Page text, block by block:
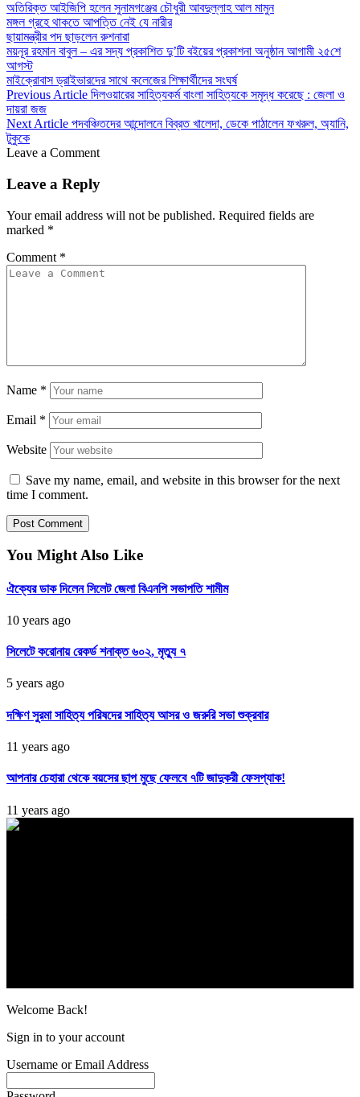
অতিরিক্ত আইজিপি হলেন সুনামগঞ্জের চৌধুরী আবদুল্লাহ আল মামুন
মঙ্গল গ্রহে থাকতে আপত্তি নেই যে নারীর
ছায়ামন্ত্রীর পদ ছাড়লেন রুশনারা
ময়নূর রহমান বাবুল – এর সদ্য প্রকাশিত দু’টি বইয়ের প্রকাশনা অনুষ্ঠান আগামী ২৫শে
আগস্ট
মাইক্রোবাস ড্রাইভারদের সাথে কলেজের শিক্ষার্থীদের সংঘর্ষ
Previous Article দিলওয়ারের সাহিত্যকর্ম বাংলা সাহিত্যকে সমৃদ্ধ করেছে : জেলা ও
দায়রা জজ
Next Article পদবঞ্চিতদের আন্দোলনে বিব্রত খালেদা, ডেকে পাঠালেন ফখরুল, অ্যানি,
টুকুকে
Leave a Comment
Leave a Reply
Your email address will not be published. Required fields are
marked *
Comment *
Name *
Email *
Website
Save my name, email, and website in this browser for the next
time I comment.
You Might Also Like
ঐক্যের ডাক দিলেন সিলেট জেলা বিএনপি সভাপতি শামীম
10 years ago
সিলেটে করোনায় রেকর্ড শনাক্ত ৬০২, মৃত্যু ৭
5 years ago
দক্ষিণ সুরমা সাহিত্য পরিষদের সাহিত্য আসর ও জরুরি সভা শুক্রবার
11 years ago
আপনার চেহারা থেকে বয়সের ছাপ মুছে ফেলবে ৭টি জাদুকরী ফেসপ্যাক!
11 years ago
Welcome Back!
Sign in to your account
Username or Email Address